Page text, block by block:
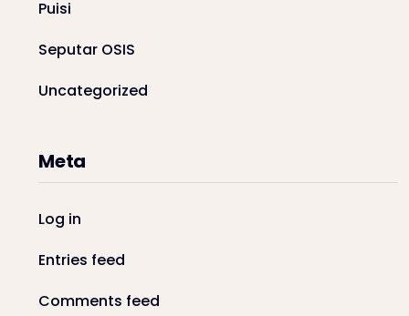
Puisi
Seputar OSIS
Uncategorized
Meta
Log in
Entries feed
Comments feed